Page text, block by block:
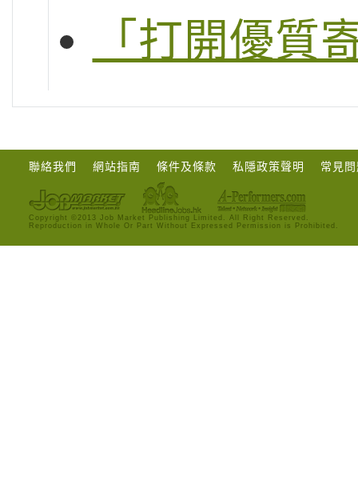
「打開優質
聯絡我們 網站指南 條件及條款 私隱政策聲明 常見
Copyright ©2013 Job Market Publishing Limited. All Right Reserved.
Reproduction in Whole Or Part Without Expressed Permission is Prohibited.